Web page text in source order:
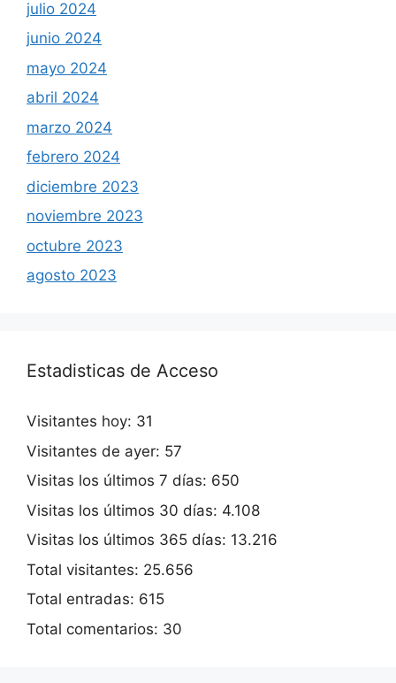
julio 2024
junio 2024
mayo 2024
abril 2024
marzo 2024
febrero 2024
diciembre 2023
noviembre 2023
octubre 2023
agosto 2023
Estadisticas de Acceso
Visitantes hoy: 31
Visitantes de ayer: 57
Visitas los últimos 7 días: 650
Visitas los últimos 30 días: 4.108
Visitas los últimos 365 días: 13.216
Total visitantes: 25.656
Total entradas: 615
Total comentarios: 30